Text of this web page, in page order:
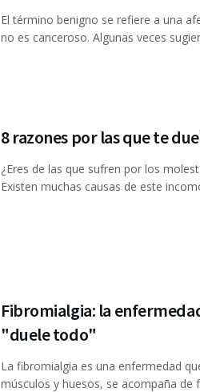
El término benigno se refiere a una
no es canceroso. Algunas veces
8 razones por las que te
¿Eres de las que sufren por los
Existen muchas causas de este
Fibromialgia: la
"duele todo"
La fibromialgia es una enfermedad
músculos y huesos, se acompaña de